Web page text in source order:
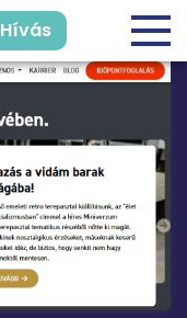
Hívás